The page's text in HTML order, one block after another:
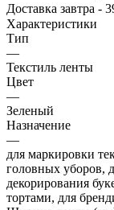
Доставка завтра -
Характеристики
Тип
—
Текстиль ленты
Цвет
—
Зеленый
Назначение
—
для маркировки
головных уборов,
декорирования
тортами, для